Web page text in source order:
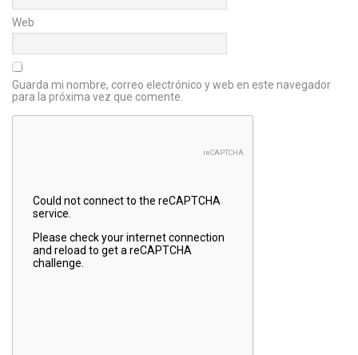
Web
Guarda mi nombre, correo electrónico y web en este navegador
para la próxima vez que comente.